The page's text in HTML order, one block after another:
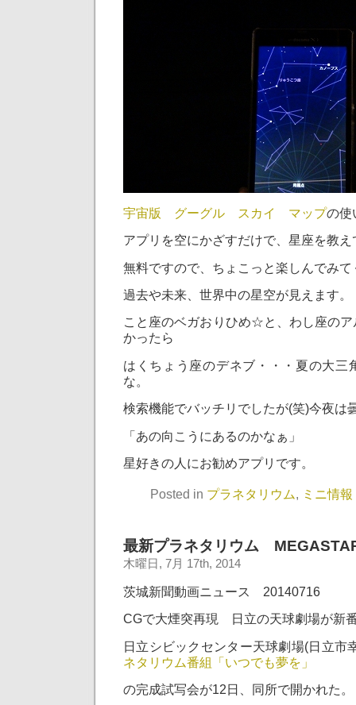
宇宙版 グーグル スカイ マップの使
アプリを空にかざすだけで、星座を教
無料ですので、ちょこっと楽しんでみて
過去や未来、世界中の星空が見えます。
こと座のベガおりひめ☆と、わし座の
かったら
はくちょう座のデネブ・・・夏の大三
な。
検索機能でバッチリでしたが(笑)今夜は
「あの向こうにあるのかなぁ」
星好きの人にお勧めアプリです。
Posted in プラネタリウム, ミニ情報
最新プラネタリウム
木曜日, 7月 17th, 2014
茨城新聞動画ニュース 20140716
CGで大煙突再現 日立の天球劇場が新
日立シビックセンター天球劇場(日立市
ネタリウム番組「いつでも夢を」
の完成試写会が12日、同所で開かれた。